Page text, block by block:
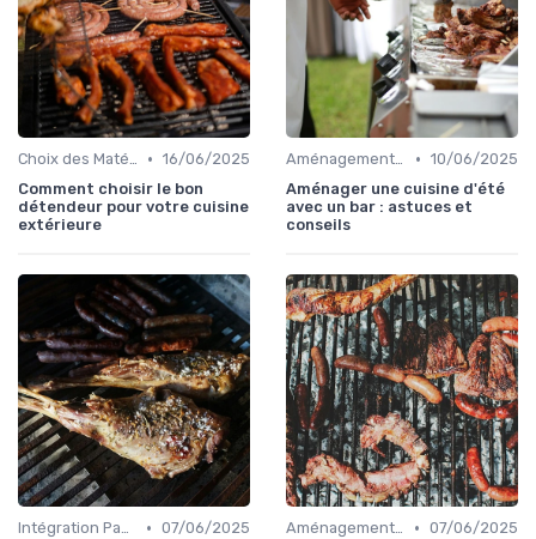
Choix des Matériaux et du Design • 16/06/2025
Comment choisir le bon
détendeur pour votre cuisine
extérieure
Aménagement d'Espaces de Cuisson • 10/06/2025
Aménager une cuisine d'été
avec un bar : astuces et
conseils
Intégration Paysagère et Décoration • 07/06/2025
Aménagement d'Espaces de Cuisson • 07/06/2025